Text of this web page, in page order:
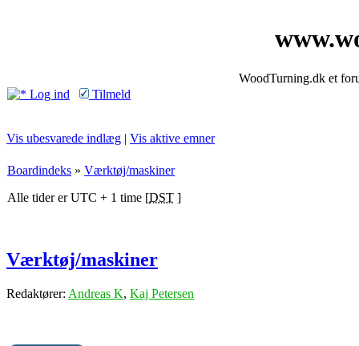
WoodTurning.dk et
Log ind
Tilmeld
Vis ubesvarede indlæg | Vis aktive emner
Boardindeks » Værktøj/maskiner
Alle tider er UTC + 1 time [DST ]
Værktøj/maskiner
Redaktører: Andreas K, Kaj Petersen